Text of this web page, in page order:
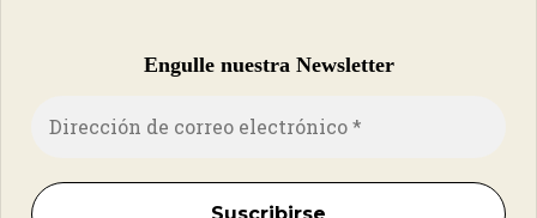
Engulle nuestra Newsletter